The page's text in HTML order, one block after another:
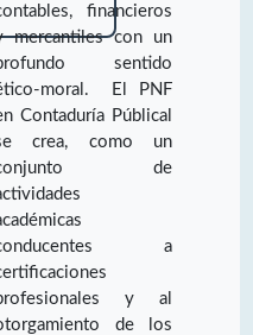
financieros
mercantiles con un
sentido
moral. El PNF
Contaduría Públical
crea, como un
de
a
y al
de los